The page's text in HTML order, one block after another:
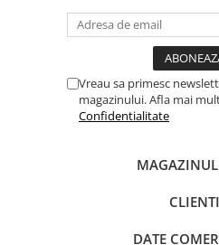
Vreau sa primesc
magazinului. Afla mai
Confidentialitate
CLIENTI
DATE